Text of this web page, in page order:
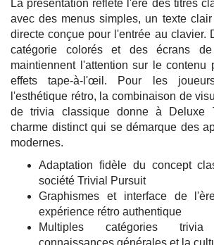
La présentation reflète l'ère des titres
avec des menus simples, un texte
directe conçue pour l'entrée au clavier.
catégorie colorés et des écrans
maintiennent l'attention sur le contenu
effets tape-à-l'œil. Pour les
l'esthétique rétro, la combinaison de
de trivia classique donne à Deluxe
charme distinct qui se démarque des
modernes.
Adaptation fidèle du concept
société Trivial Pursuit
Graphismes et interface de
expérience rétro authentique
Multiples catégories
connaissances générales et la